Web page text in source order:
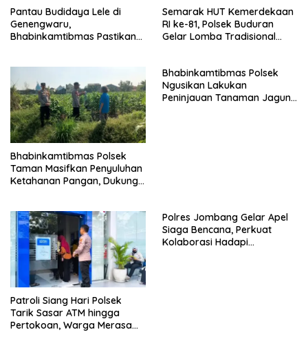
Pantau Budidaya Lele di
Genengwaru,
Bhabinkamtibmas Pastikan
Semarak HUT Kemerdekaan
RI ke-81, Polsek Buduran
Gelar Lomba Tradisional
Bhabinkamtibmas Polsek
Taman Masifkan Penyuluhan
Ketahanan Pangan, Dukung
Bhabinkamtibmas Polsek
Ngusikan Lakukan
Peninjauan Tanaman Jagung
Patroli Siang Hari Polsek
Tarik Sasar ATM hingga
Pertokoan, Warga Merasa
Polres Jombang Gelar Apel
Siaga Bencana, Perkuat
Kolaborasi Hadapi